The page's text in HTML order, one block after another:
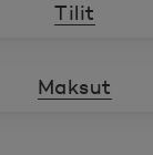
Tilit
Maksut